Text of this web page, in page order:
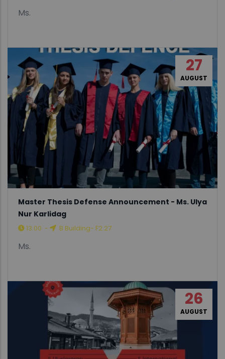
Ms.
27
AUGUST
Master Thesis Defense Announcement - Ms. Ulya
Nur Karlidag
13:00 - B Building- F2.27
Ms.
26
AUGUST